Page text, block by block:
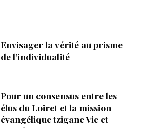
Envisager la vérité au prisme
de l’individualité
Pour un consensus entre les
élus du Loiret et la mission
évangélique tzigane Vie et